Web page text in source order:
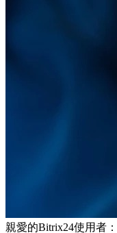
親愛的Bitrix24使用者：